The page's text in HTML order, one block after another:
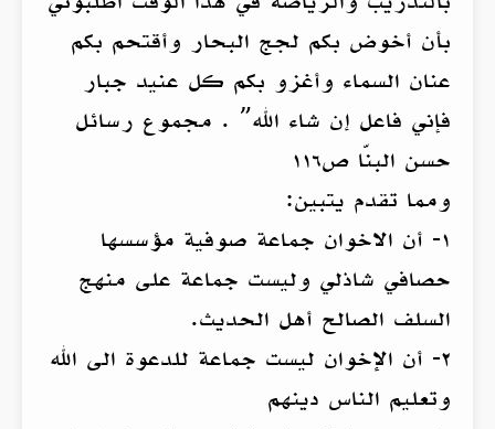
بأن أخوض بكم لجج البحار وأقتحم بكم
عنان السماء وأغزو بكم كل عنيد جبار
فإني فاعل إن شاء الله” . مجموع رسائل
حسن البنّا ص١١٦
ومما تقدم يتبين:
١- أن الاخوان جماعة صوفية مؤسسها
حصافي شاذلي وليست جماعة على منهج
السلف الصالح أهل الحديث.
٢- أن الإخوان ليست جماعة للدعوة الى الله
وتعليم الناس دينهم